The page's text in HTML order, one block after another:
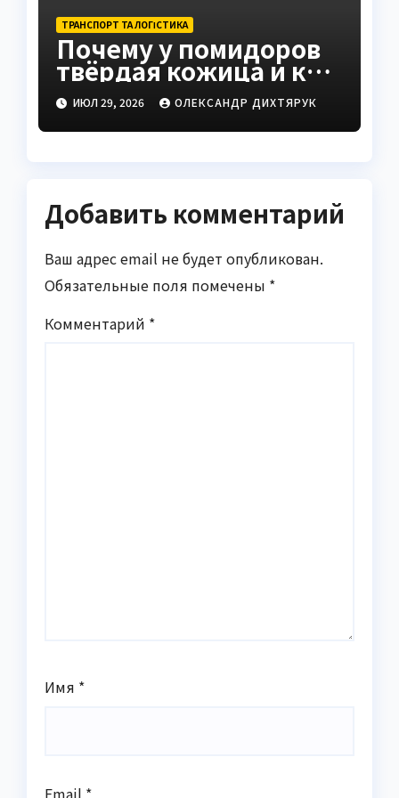
ТРАНСПОРТ ТА ЛОГІСТИКА
Почему у помидоров
твёрдая кожица и как
это исправить
ИЮЛ 29, 2026 ОЛЕКСАНДР ДИХТЯРУК
Добавить комментарий
Ваш адрес email не будет опубликован.
Обязательные поля помечены *
Комментарий *
Имя *